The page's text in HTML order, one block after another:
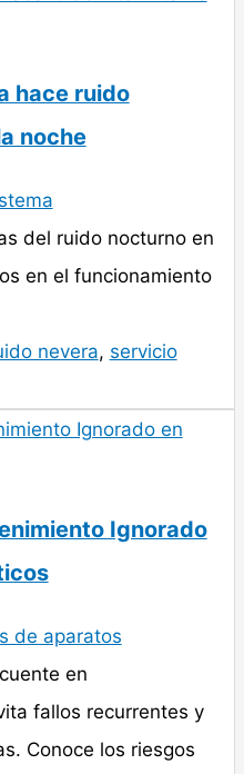
hace ruido
noche
del ruido nocturno en
en el funcionamiento
nevera, servicio
Ignorado
de aparatos
en
fallos recurrentes y
Conoce los riesgos